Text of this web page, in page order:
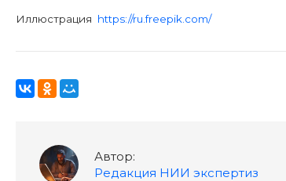
Иллюстрация https://ru.freepik.com/
Автор:
Редакция НИИ экспертиз